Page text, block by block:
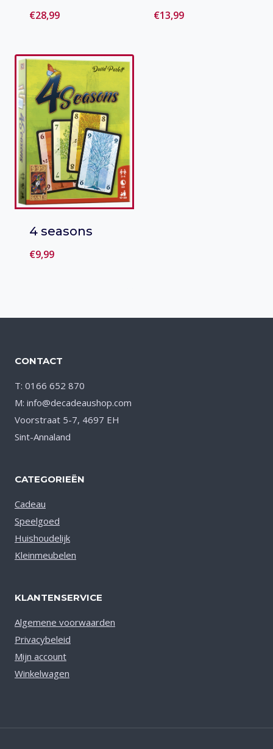
€28,99
aan verlanglijst
€13,99
4 seasons
€9,99
CONTACT
T: 0166 652 870
M: info@decadeaushop.com
Voorstraat 5-7, 4697 EH
Sint-Annaland
CATEGORIEËN
Cadeau
Speelgoed
Huishoudelijk
Kleinmeubelen
KLANTENSERVICE
Algemene voorwaarden
Privacybeleid
Mijn account
Winkelwagen